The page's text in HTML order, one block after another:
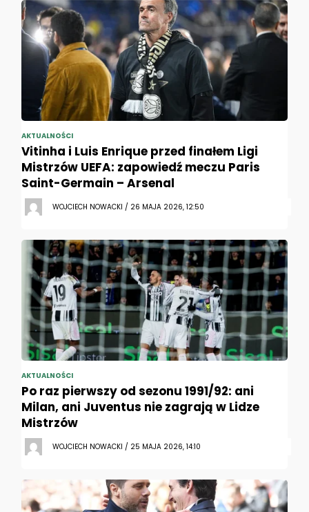
AKTUALNOŚCI
Vitinha i Luis Enrique przed finałem Ligi
Mistrzów UEFA: zapowiedź meczu Paris
Saint-Germain – Arsenal
WOJCIECH NOWACKI / 26 MAJA 2026, 12:50
AKTUALNOŚCI
Po raz pierwszy od sezonu 1991/92: ani
Milan, ani Juventus nie zagrają w Lidze
Mistrzów
WOJCIECH NOWACKI / 25 MAJA 2026, 14:10